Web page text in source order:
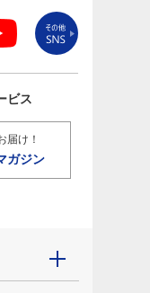
ビス
届け！
ガジン